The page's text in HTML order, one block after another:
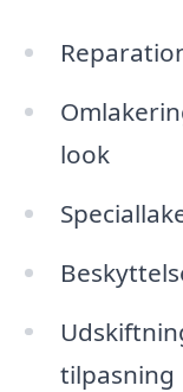
look
tilpasning